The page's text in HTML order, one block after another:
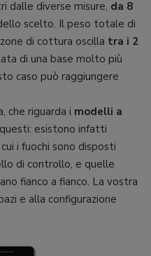
dalle diverse misure, da 8
scelto. Il peso totale di
di cottura oscilla tra i 2
di una base molto più
caso può raggiungere
che riguarda i modelli a
esistono infatti
cui i fuochi sono disposti
di controllo, e quelle
fianco a fianco. La vostra
e alla configurazione